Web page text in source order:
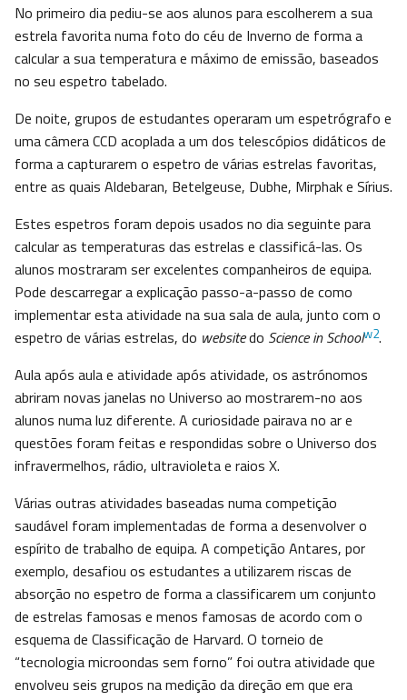
No primeiro dia pediu-se aos alunos para escolherem a sua
estrela favorita numa foto do céu de Inverno de forma a
calcular a sua temperatura e máximo de emissão, baseados
no seu espetro tabelado.
De noite, grupos de estudantes operaram um espetrógrafo e
uma câmera CCD acoplada a um dos telescópios didáticos de
forma a capturarem o espetro de várias estrelas favoritas,
entre as quais Aldebaran, Betelgeuse, Dubhe, Mirphak e Sírius.
Estes espetros foram depois usados no dia seguinte para
calcular as temperaturas das estrelas e classificá-las. Os
alunos mostraram ser excelentes companheiros de equipa.
Pode descarregar a explicação passo-a-passo de como
implementar esta atividade na sua sala de aula, junto com o
espetro de várias estrelas, do websitedo Science in Schoolw2.
Aula após aula e atividade após atividade, os astrónomos
abriram novas janelas no Universo ao mostrarem-no aos
alunos numa luz diferente. A curiosidade pairava no ar e
questões foram feitas e respondidas sobre o Universo dos
infravermelhos, rádio, ultravioleta e raios X.
Várias outras atividades baseadas numa competição
saudável foram implementadas de forma a desenvolver o
espírito de trabalho de equipa. A competição Antares, por
exemplo, desafiou os estudantes a utilizarem riscas de
absorção no espetro de forma a classificarem um conjunto
de estrelas famosas e menos famosas de acordo com o
esquema de Classificação de Harvard. O torneio de
“tecnologia microondas sem forno” foi outra atividade que
envolveu seis grupos na medição da direção em que era